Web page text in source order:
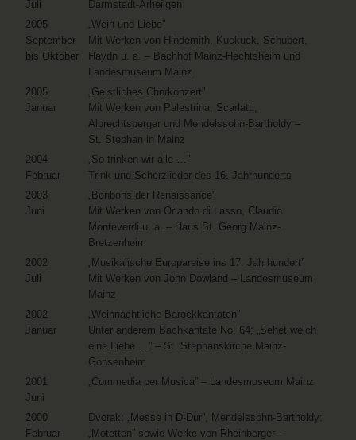
Juli
Darmstadt-Arheilgen
2005
September
bis Oktober
„Wein und Liebe”
Mit Werken von Hindemith, Kuckuck, Schubert,
Haydn u. a. – Bachhof Mainz-Hechtsheim und
Landesmuseum Mainz
2005
Januar
„Geistliches Chorkonzert”
Mit Werken von Palestrina, Scarlatti,
Albrechtsberger und Mendelssohn-Bartholdy –
St. Stephan in Mainz
2004
Februar
„So trinken wir alle …”
Trink und Scherzlieder des 16. Jahrhunderts
2003
Juni
„Bonbons der Renaissance”
Mit Werken von Orlando di Lasso, Claudio
Monteverdi u. a. – Haus St. Georg Mainz-
Bretzenheim
2002
Juli
„Musikalische Europareise ins 17. Jahrhundert”
Mit Werken von John Dowland – Landesmuseum
Mainz
2002
Januar
„Weihnachtliche Barockkantaten”
Unter anderem Bachkantate No. 64; „Sehet welch
eine Liebe …” – St. Stephanskirche Mainz-
Gonsenheim
2001
Juni
„Commedia per Musica” – Landesmuseum Mainz
2000
Februar
Dvorak: „Messe in D-Dur”, Mendelssohn-Bartholdy:
„Motetten” sowie Werke von Rheinberger –